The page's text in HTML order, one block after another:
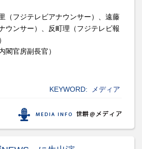
（フジテレビアナウンサー）、遠藤
ウンサー）、反町理（フジテレビ報
閣官房副長官）
KEYWORD: メディア